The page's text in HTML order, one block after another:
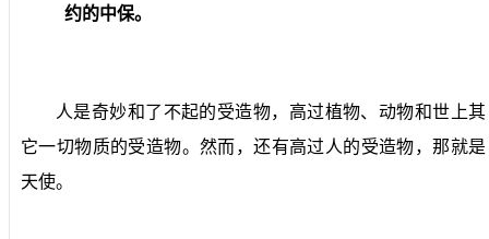
约的中保。
人是奇妙和了不起的受造物，高过植物、动物和世上其
它一切物质的受造物。然而，还有高过人的受造物，那就是
天使。